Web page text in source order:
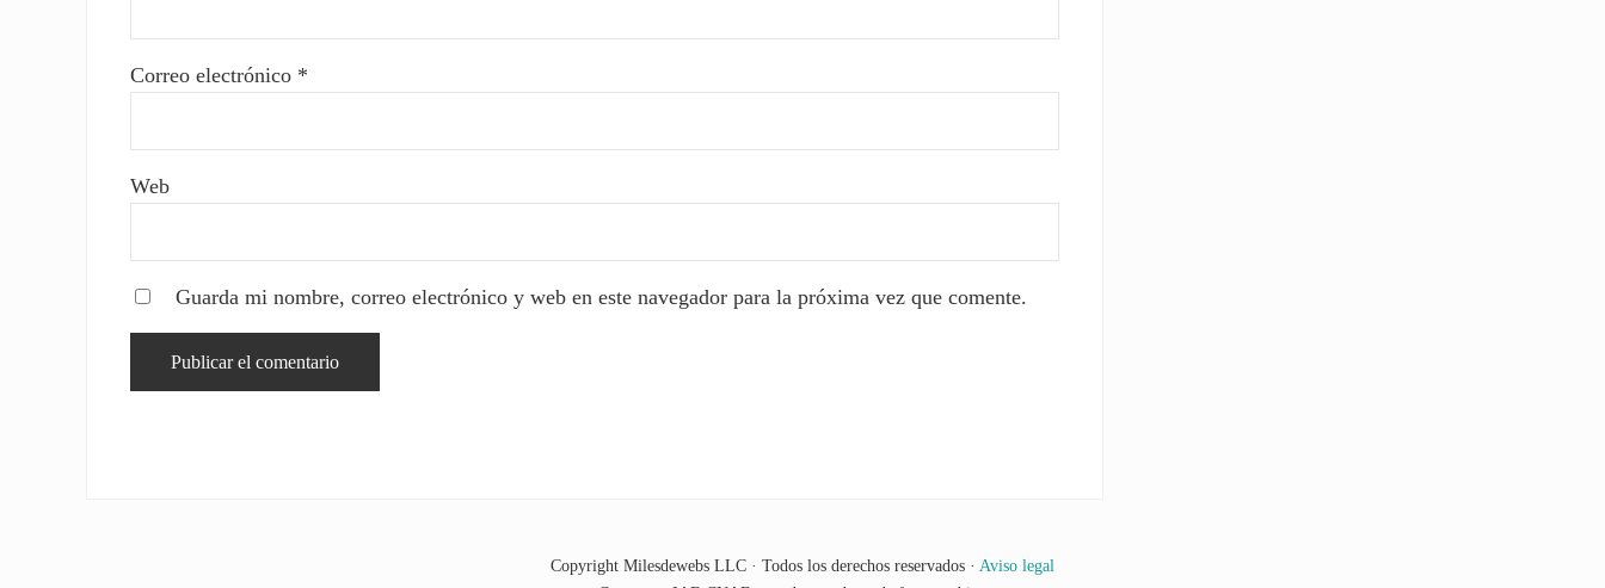
Correo electrónico *
Web
Guarda mi nombre, correo electrónico y web en este navegador para la próxima vez que comente.
Copyright Milesdewebs LLC · Todos los derechos reservados · Aviso legal